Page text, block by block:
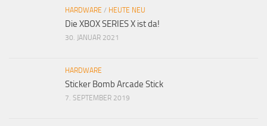
HARDWARE / HEUTE NEU
Die XBOX SERIES X ist da!
30. JANUAR 2021
HARDWARE
Sticker Bomb Arcade Stick
7. SEPTEMBER 2019